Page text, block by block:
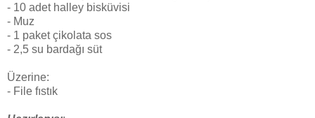
- 10 adet halley bisküvisi
- Muz
- 1 paket çikolata sos
- 2,5 su bardağı süt
Üzerine:
- File fıstık